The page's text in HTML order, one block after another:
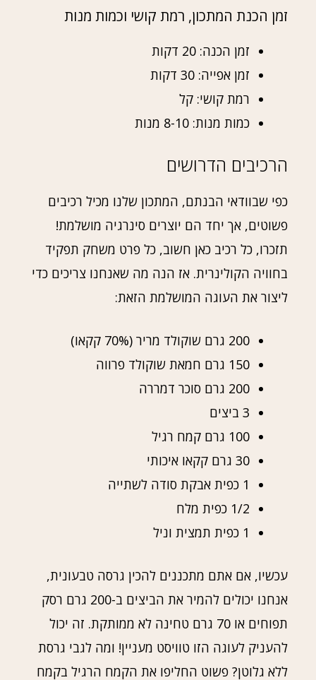
זמן הכנת המתכון, רמת קושי וכמות מנות
זמן הכנה: 20 דקות
זמן אפייה: 30 דקות
רמת קושי: קל
כמות מנות: 8-10 מנות
הרכיבים הדרושים
כפי שבוודאי הבנתם, המתכון שלנו מכיל רכיבים
פשוטים, אך יחד הם יוצרים סינרגיה מושלמת!
תזכרו, כל רכיב כאן חשוב, כל פרט משחק תפקיד
בחוויה הקולינרית. אז הנה מה שאנחנו צריכים כדי
ליצור את העוגה המושלמת הזאת:
200 גרם שוקולד מריר (70% קקאו)
150 גרם חמאת שוקולד פרווה
200 גרם סוכר דמררה
3 ביצים
100 גרם קמח רגיל
30 גרם קקאו איכותי
1 כפית אבקת סודה לשתייה
1/2 כפית מלח
1 כפית תמצית וניל
עכשיו, אם אתם מתכננים להכין גרסה טבעונית,
אנחנו יכולים להמיר את הביצים ב-200 גרם רסק
תפוחים או 70 גרם טחינה לא ממותקת. זה יכול
להעניק לעוגה הזו טוויסט מעניין! ומה לגבי גרסת
ללא גלוטן? פשוט החליפו את הקמח הרגיל בקמח